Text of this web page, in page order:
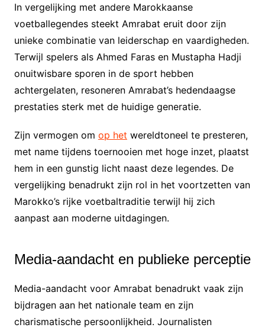
In vergelijking met andere Marokkaanse
voetballegendes steekt Amrabat eruit door zijn
unieke combinatie van leiderschap en vaardigheden.
Terwijl spelers als Ahmed Faras en Mustapha Hadji
onuitwisbare sporen in de sport hebben
achtergelaten, resoneren Amrabat’s hedendaagse
prestaties sterk met de huidige generatie.
Zijn vermogen om op het wereldtoneel te presteren,
met name tijdens toernooien met hoge inzet, plaatst
hem in een gunstig licht naast deze legendes. De
vergelijking benadrukt zijn rol in het voortzetten van
Marokko’s rijke voetbaltraditie terwijl hij zich
aanpast aan moderne uitdagingen.
Media-aandacht en publieke perceptie
Media-aandacht voor Amrabat benadrukt vaak zijn
bijdragen aan het nationale team en zijn
charismatische persoonlijkheid. Journalisten